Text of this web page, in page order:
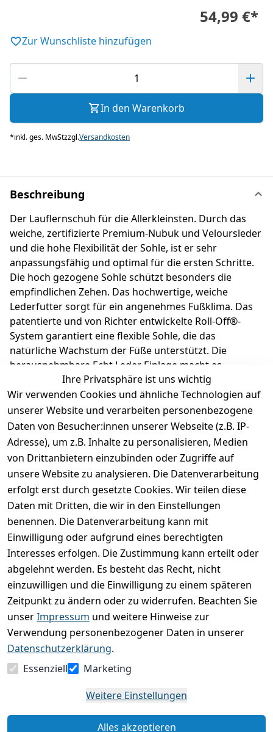
54,99 €*
Zur Wunschliste hinzufügen
In den Warenkorb
*inkl. ges. MwStzzgl.Versandkosten
Beschreibung
Der Lauflernschuh für die Allerkleinsten. Durch das
weiche, zertifizierte Premium-Nubuk und Veloursleder
und die hohe Flexibilität der Sohle, ist er sehr
anpassungsfähig und optimal für die ersten Schritte.
Die hoch gezogene Sohle schützt besonders die
empfindlichen Zehen. Das hochwertige, weiche
Lederfutter sorgt für ein angenehmes Fußklima. Das
patentierte und von Richter entwickelte Roll-Off®-
System garantiert eine flexible Sohle, die das
natürliche Wachstum der Füße unterstützt. Die
herausnehmbare Echt Leder Einlage macht es
kinderleicht, die richtige Schuhgröße auszuwählen.
Dein Kind steht auf Natur pur! Richter Kinderschuhe -
Kids shoes since 1893.
Produktdetails
Kundenrezensionen
Durchschnittliche Bewertung
0
Basierend auf 0 Bewertung(en)
Bewertung abgeben
5
( 0 )
4
( 0 )
3
( 0 )
2
( 0 )
1
Artikel abgegeben
Ihre Privatsphäre ist uns wichtig
Wir verwenden Cookies und ähnliche Technologien auf
unserer Website und verarbeiten personenbezogene
Daten von Besucher:innen unserer Webseite (z.B. IP-
Adresse), um z.B. Inhalte zu personalisieren, Medien
von Drittanbietern einzubinden oder Zugriffe auf
unsere Website zu analysieren. Die Datenverarbeitung
erfolgt erst durch gesetzte Cookies. Wir teilen diese
Daten mit Dritten, die wir in den Einstellungen
benennen. Die Datenverarbeitung kann mit
Einwilligung oder aufgrund eines berechtigten
Interesses erfolgen. Die Zustimmung kann erteilt oder
abgelehnt werden. Es besteht das Recht, nicht
einzuwilligen und die Einwilligung zu einem späteren
Zeitpunkt zu ändern oder zu widerrufen. Beachten Sie
unserImpressum und weitere Hinweise zur
Verwendung personenbezogener Daten in unserer
Datenschutzerklärung.
Essenziell
Marketing
Weitere Einstellungen
Alles akzeptieren